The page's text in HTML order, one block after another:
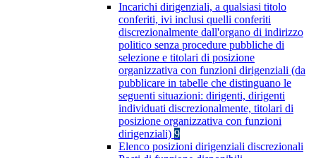
Incarichi dirigenziali, a qualsiasi titolo
conferiti, ivi inclusi quelli conferiti
discrezionalmente dall'organo di indirizzo
politico senza procedure pubbliche di
selezione e titolari di posizione
organizzativa con funzioni dirigenziali (da
pubblicare in tabelle che distinguano le
seguenti situazioni: dirigenti, dirigenti
individuati discrezionalmente, titolari di
posizione organizzativa con funzioni
dirigenziali) 9
Elenco posizioni dirigenziali discrezionali